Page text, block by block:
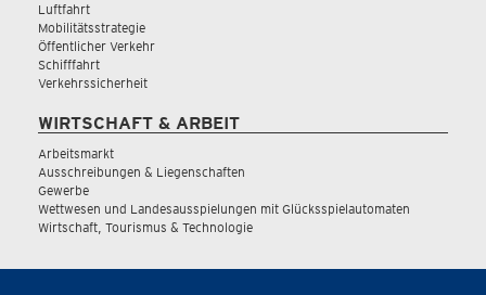
Luftfahrt
Mobilitätsstrategie
Öffentlicher Verkehr
Schifffahrt
Verkehrssicherheit
WIRTSCHAFT & ARBEIT
Arbeitsmarkt
Ausschreibungen & Liegenschaften
Gewerbe
Wettwesen und Landesausspielungen mit Glücksspielautomaten
Wirtschaft, Tourismus & Technologie